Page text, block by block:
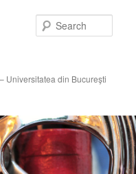
Universitatea din Bucureşti